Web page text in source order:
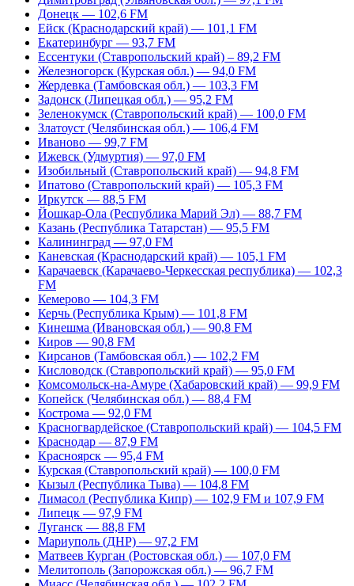
Донецк — 102,6 FM
Ейск (Краснодарский край) — 101,1 FM
Екатеринбург — 93,7 FM
Ессентуки (Ставропольский край) – 89,2 FM
Железногорск (Курская обл.) — 94,0 FM
Жердевка (Тамбовская обл.) — 103,3 FM
Задонск (Липецкая обл.) — 95,2 FM
Зеленокумск (Ставропольский край) — 100,0 FM
Златоуст (Челябинская обл.) — 106,4 FM
Иваново — 99,7 FM
Ижевск (Удмуртия) — 97,0 FM
Изобильный (Ставропольский край) — 94,8 FM
Ипатово (Ставропольский край) — 105,3 FM
Иркутск — 88,5 FM
Йошкар-Ола (Республика Марий Эл) — 88,7 FM
Казань (Республика Татарстан) — 95,5 FM
Калининград — 97,0 FM
Каневская (Краснодарский край) — 105,1 FM
Карачаевск (Карачаево-Черкесская республика) — 102,3
FM
Кемерово — 104,3 FM
Керчь (Республика Крым) — 101,8 FM
Кинешма (Ивановская обл.) — 90,8 FM
Киров — 90,8 FM
Кирсанов (Тамбовская обл.) — 102,2 FM
Кисловодск (Ставропольский край) — 95,0 FM
Комсомольск-на-Амуре (Хабаровский край) — 99,9 FM
Копейск (Челябинская обл.) — 88,4 FM
Кострома — 92,0 FM
Красногвардейское (Ставропольский край) — 104,5 FM
Краснодар — 87,9 FM
Красноярск — 95,4 FM
Курская (Ставропольский край) — 100,0 FM
Кызыл (Республика Тыва) — 104,8 FM
Лимасол (Республика Кипр) — 102,9 FM и 107,9 FM
Липецк — 97,9 FM
Луганск — 88,8 FM
Мариуполь (ДНР) — 97,2 FM
Матвеев Курган (Ростовская обл.) — 107,0 FM
Мелитополь (Запорожская обл.) — 96,7 FM